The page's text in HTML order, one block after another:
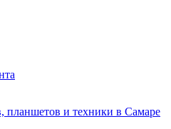
планшетов и техники в Самаре